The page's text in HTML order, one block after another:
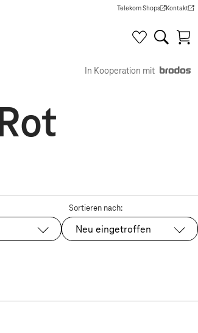
Telekom Shops
(Wird in einem neuen Tab
Kontakt
(Wird in
In Kooperation mit
Sortieren nach:
Ausgewählt:
Neu eingetroffen